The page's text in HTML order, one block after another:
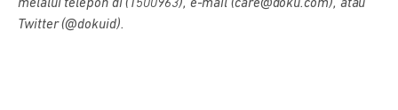
melalui telepon di (1500963), e-mail (care@doku.com), atau
Twitter (@dokuid).